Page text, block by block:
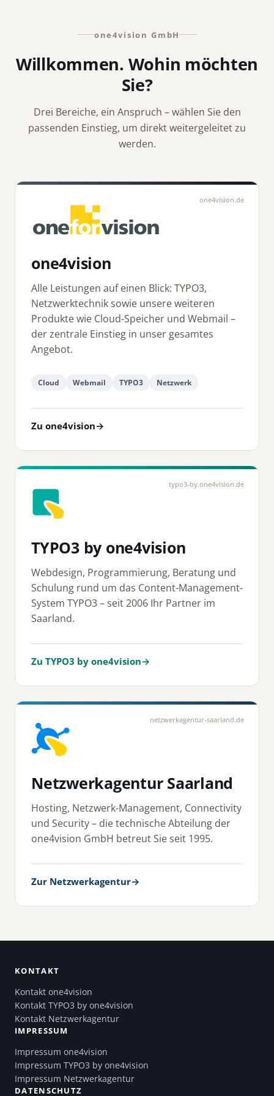
one4vision GmbH
Willkommen. Wohin möchten
Sie?
Drei Bereiche, ein Anspruch – wählen Sie den
passenden Einstieg, um direkt weitergeleitet zu
werden.
one4vision.de
one4vision
Alle Leistungen auf einen Blick: TYPO3,
Netzwerktechnik sowie unsere weiteren
Produkte wie Cloud-Speicher und Webmail –
der zentrale Einstieg in unser gesamtes
Angebot.
Cloud Webmail TYPO3 Netzwerk
Zu one4vision→
typo3-by.one4vision.de
TYPO3 by one4vision
Webdesign, Programmierung, Beratung und
Schulung rund um das Content-Management-
System TYPO3 – seit 2006 Ihr Partner im
Saarland.
Zu TYPO3 by one4vision→
netzwerkagentur-saarland.de
Netzwerkagentur Saarland
Hosting, Netzwerk-Management, Connectivity
und Security – die technische Abteilung der
one4vision GmbH betreut Sie seit 1995.
Zur Netzwerkagentur→
KONTAKT
Kontakt one4vision
Kontakt TYPO3 by one4vision
Kontakt Netzwerkagentur
IMPRESSUM
Impressum one4vision
Impressum TYPO3 by one4vision
Impressum Netzwerkagentur
DATENSCHUTZ